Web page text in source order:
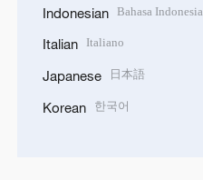
Indonesian Bahasa Indonesia
Italian Italiano
Japanese 日本語
Korean 한국어